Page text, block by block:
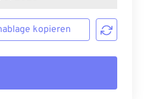
kopieren